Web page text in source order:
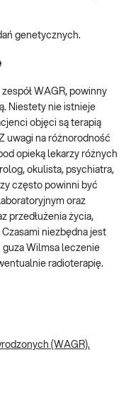
genetycznych.
WAGR, powinny
Niestety nie istnieje
objęci są terapią
uwagi na różnorodność
opieką lekarzy różnych
okulista, psychiatra,
często powinni być
oraz
przedłużenia życia,
niezbędna jest
Wilmsa leczenie
radioterapię.
(WAGR).